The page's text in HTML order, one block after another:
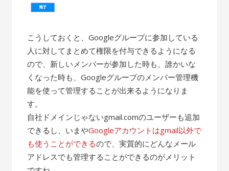
こうしておくと、Googleグループに参加している
人に対してまとめて権限を付与できるようになる
ので、新しいメンバーが参加した時も、誰かいな
くなった時も、Googleグループのメンバー管理機
能を使って管理することが出来るようになりま
す。
自社ドメインじゃないgmail.comのユーザーも追加
できるし、いまやGoogleアカウントはgmail以外で
も使うことができるので、実質的にどんなメール
アドレスでも管理することができるのがメリット